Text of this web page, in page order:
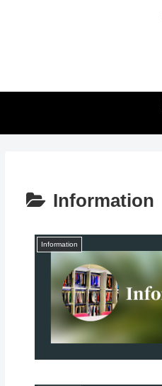
Information
Information